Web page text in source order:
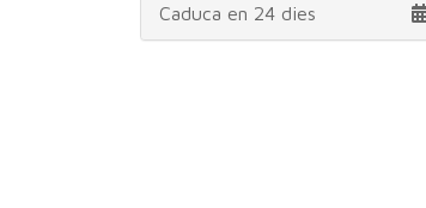
Caduca en 24 dies